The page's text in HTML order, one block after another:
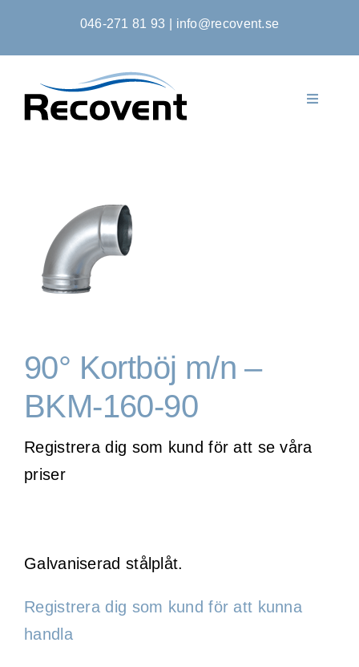
046-271 81 93 info@recovent.se
Toggle
Om Oss
WooCommerce Cart
90° Kortböj m/n –
BKM-160-90
Registrera dig som kund för att se våra
priser
Galvaniserad stålplåt.
Registrera dig som kund för att kunna
handla